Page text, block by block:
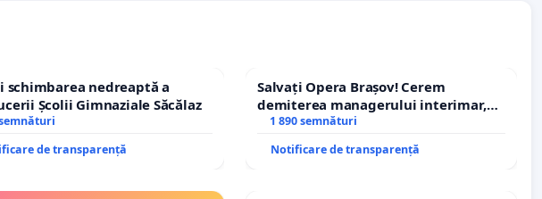
schimbarea nedreaptă a
Școlii Gimnaziale Săcălaz
de transparență
Salvați Opera Brașov! Cerem
demiterea managerului interimar,
Petrean Lucian-Marius!
1 890 semnături
Notificare de transparență